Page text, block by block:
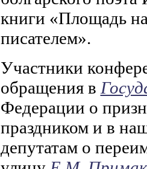
книги «Площадь
писателем».
Участники
обращения в
Федерации о
праздником и в
депутатам о